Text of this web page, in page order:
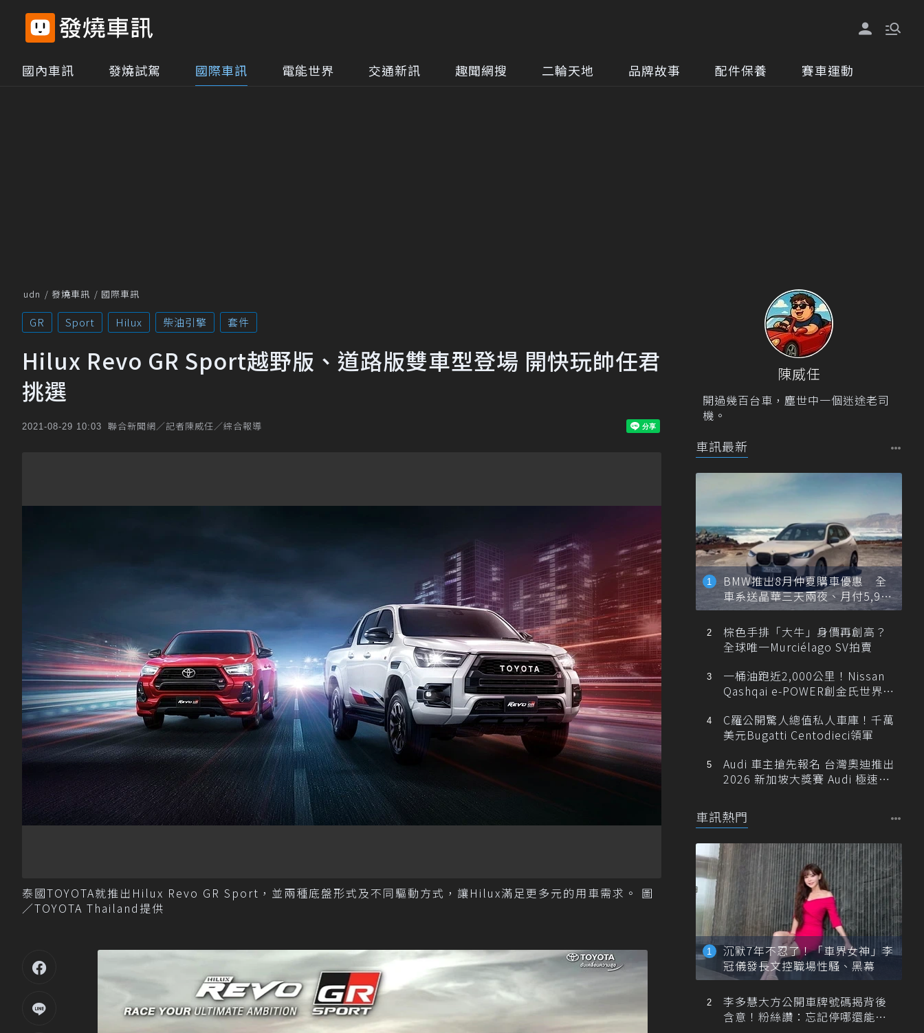
國內車訊 發燒試駕 國際車訊 電能世界 交通新訊 趣聞網搜 二輪天地 品牌故事 配件保養 賽車運動
udn 發燒車訊 國際車訊
GR Sport Hilux 柴油引擎 套件
Hilux Revo GR Sport越野版、道路版雙車型登場 開快玩帥任君
挑選
2021-08-29 10:03 聯合新聞網／記者陳威任／綜合報導
泰國TOYOTA就推出Hilux Revo GR Sport，並兩種底盤形式及不同驅動方式，讓Hilux滿足更多元的用車需求。 圖
／TOYOTA Thailand提供
陳威任
開過幾百台車，塵世中一個迷途老司
機。
車訊最新
BMW推出8月仲夏購車優惠 全
車系送晶華三天兩夜、月付5,900
元起
棕色手排「大牛」身價再創高？
全球唯一Murciélago SV拍賣
一桶油跑近2,000公里！Nissan
Qashqai e-POWER創金氏世界紀
C羅公開驚人總值私人車庫！千萬
美元Bugatti Centodieci領軍
Audi 車主搶先報名 台灣奧迪推出
2026 新加坡大獎賽 Audi 極速之
車訊熱門
沉默7年不忍了！「車界女神」李
冠儀發長文控職場性騷、黑幕
李多慧大方公開車牌號碼揭背後
含意！粉絲讚：忘記停哪還能幫